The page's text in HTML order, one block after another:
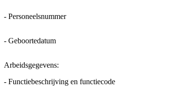
- Personeelsnummer
- Geboortedatum
Arbeidsgegevens:
- Functiebeschrijving en functiecode